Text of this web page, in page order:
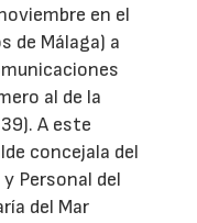
en el
de Málaga) a
al de la
A este
concejala del
Personal del
del Mar